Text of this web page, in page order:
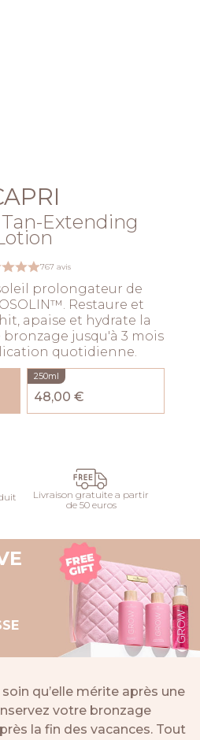
Extending
767 avis
prolongateur de
Restaure et
apaise et hydrate la
jusqu'à 3 mois
quotidienne.
250ml
48,00 €
Livraison gratuite a partir
de 50 euros
qu’elle mérite après une
votre bronzage
la fin des vacances. Tout